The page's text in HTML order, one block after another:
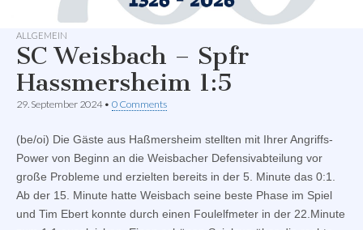
ALLGEMEIN
SC Weisbach – Spfr
Hassmersheim 1:5
29. September 2024• 0 Comments
(be/oi) Die Gäste aus Haßmersheim stellten mit Ihrer Angriffs-
Power von Beginn an die Weisbacher Defensivabteilung vor
große Probleme und erzielten bereits in der 5. Minute das 0:1.
Ab der 15. Minute hatte Weisbach seine beste Phase im Spiel
und Tim Ebert konnte durch einen Foulelfmeter in der 22.Minute